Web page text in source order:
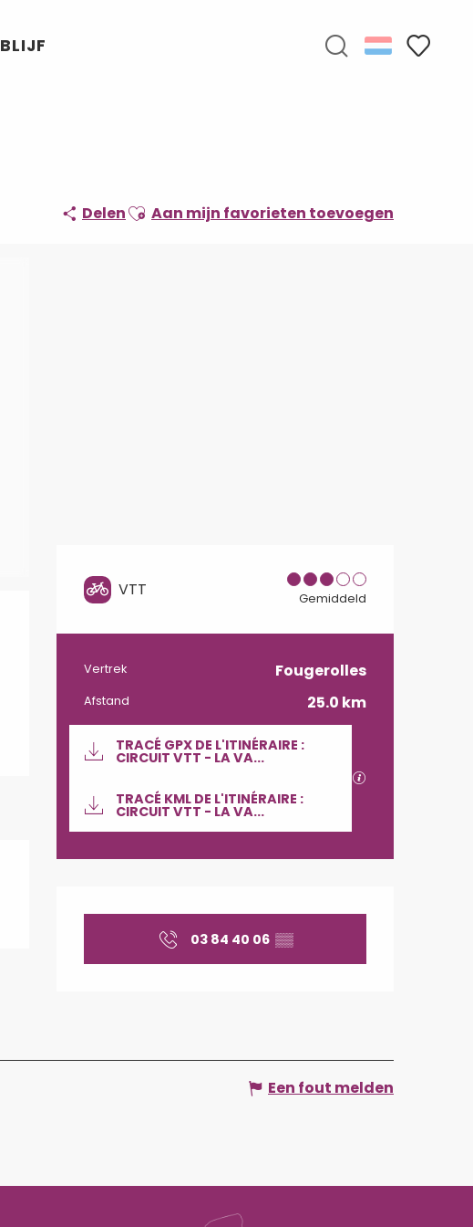
BLIJF
DelenAjouter aux favoris
Aan mijn favorieten toevoegen
VTT Gemiddeld
Praktische informatie
Vertrek Fougerolles
Afstand 25.0 km
Documentatie
TRACÉ GPX DE L'ITINÉRAIRE :
CIRCUIT VTT - LA VA...
TRACÉ KML DE L'ITINÉRAIRE :
CIRCUIT VTT - LA VA...
Met GPX /
Openingstijden en
03 84 40 06 ▒▒
Een fout melden